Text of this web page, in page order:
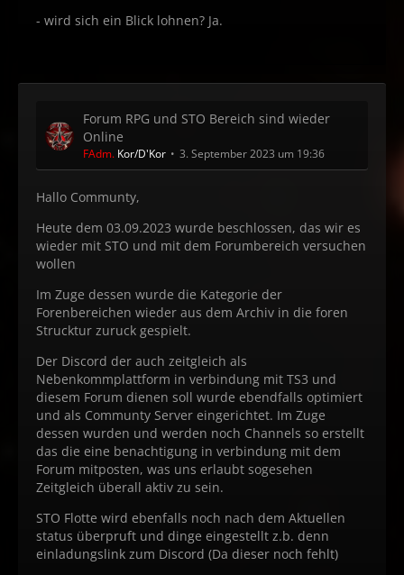
- wird sich ein Blick lohnen? Ja.
Forum RPG und STO Bereich sind wieder
Online
FAdm. Kor/D'Kor 3. September 2023 um 19:36
Hallo Communty,
Heute dem 03.09.2023 wurde beschlossen, das wir es
wieder mit STO und mit dem Forumbereich versuchen
wollen
Im Zuge dessen wurde die Kategorie der
Forenbereichen wieder aus dem Archiv in die foren
Strucktur zuruck gespielt.
Der Discord der auch zeitgleich als
Nebenkommplattform in verbindung mit TS3 und
diesem Forum dienen soll wurde ebendfalls optimiert
und als Communty Server eingerichtet. Im Zuge
dessen wurden und werden noch Channels so erstellt
das die eine benachtigung in verbindung mit dem
Forum mitposten, was uns erlaubt sogesehen
Zeitgleich überall aktiv zu sein.
STO Flotte wird ebenfalls noch nach dem Aktuellen
status überpruft und dinge eingestellt z.b. denn
einladungslink zum Discord (Da dieser noch fehlt)